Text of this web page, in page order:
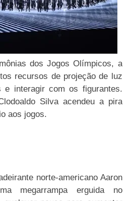
dos Jogos Olímpicos, a
recursos de projeção de luz
e interagir com os figurantes.
Silva acendeu a pira
aos jogos.
norte-americano Aaron
megarrampa erguida no